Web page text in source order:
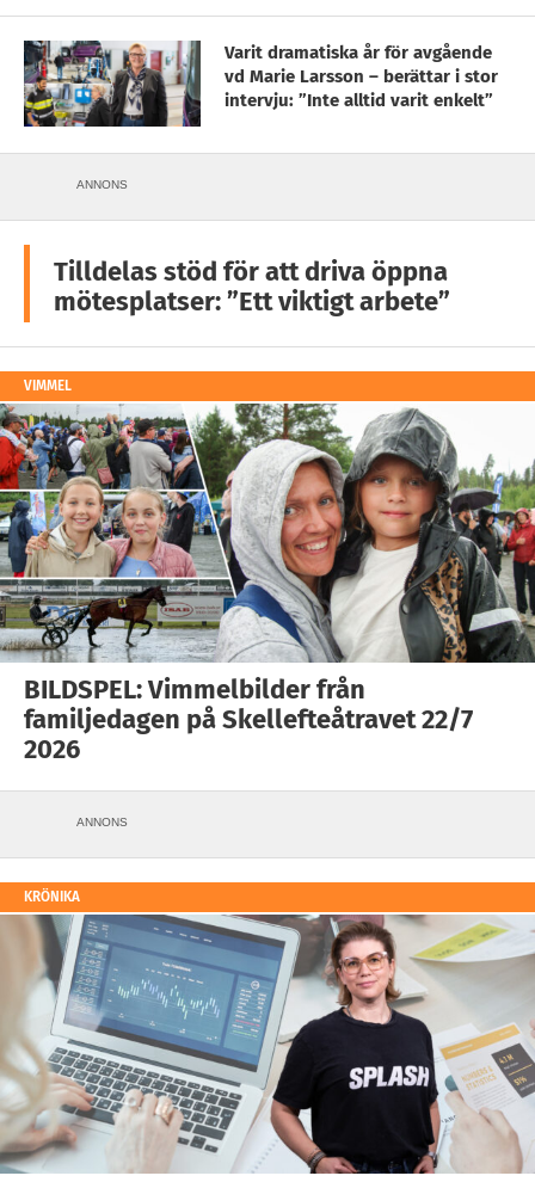
Varit dramatiska år för avgående
vd Marie Larsson – berättar i stor
intervju: ”Inte alltid varit enkelt”
ANNONS
Tilldelas stöd för att driva öppna
mötesplatser: ”Ett viktigt arbete”
VIMMEL
BILDSPEL: Vimmelbilder från
familjedagen på Skellefteåtravet 22/7
2026
ANNONS
KRÖNIKA